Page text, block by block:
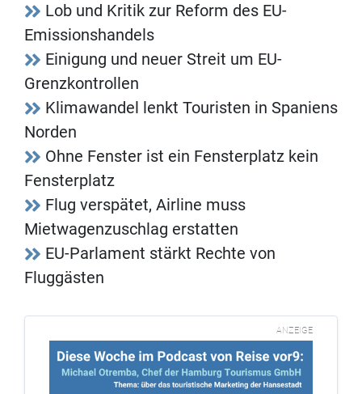
Lob und Kritik zur Reform des EU-
Emissionshandels
Einigung und neuer Streit um EU-
Grenzkontrollen
Klimawandel lenkt Touristen in Spaniens
Norden
Ohne Fenster ist ein Fensterplatz kein
Fensterplatz
Flug verspätet, Airline muss
Mietwagenzuschlag erstatten
EU-Parlament stärkt Rechte von
Fluggästen
ANZEIGE